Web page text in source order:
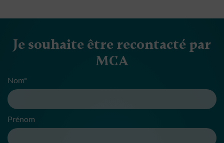
Je souhaite être recontacté par
MCA
Nom*
Prénom